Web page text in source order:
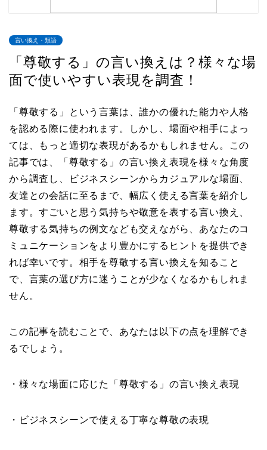
言い換え・類語
「尊敬する」の言い換えは？様々な場
面で使いやすい表現を調査！
「尊敬する」という言葉は、誰かの優れた能力や人格
を認める際に使われます。しかし、場面や相手によっ
ては、もっと適切な表現があるかもしれません。この
記事では、「尊敬する」の言い換え表現を様々な角度
から調査し、ビジネスシーンからカジュアルな場面、
友達との会話に至るまで、幅広く使える言葉を紹介し
ます。すごいと思う気持ちや敬意を表する言い換え、
尊敬する気持ちの例文なども交えながら、あなたのコ
ミュニケーションをより豊かにするヒントを提供でき
れば幸いです。相手を尊敬する言い換えを知ること
で、言葉の選び方に迷うことが少なくなるかもしれま
せん。
この記事を読むことで、あなたは以下の点を理解でき
るでしょう。
・様々な場面に応じた「尊敬する」の言い換え表現
・ビジネスシーンで使える丁寧な尊敬の表現